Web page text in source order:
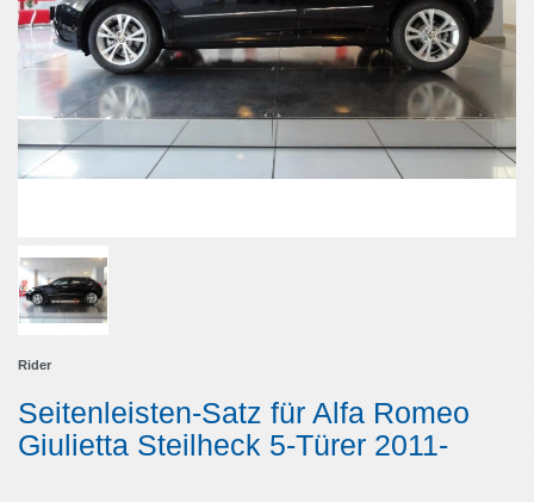
Rider
Seitenleisten-Satz für Alfa Romeo
Giulietta Steilheck 5-Türer 2011-